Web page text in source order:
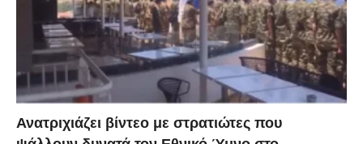
Ανατριχιάζει βίντεο με στρατιώτες που